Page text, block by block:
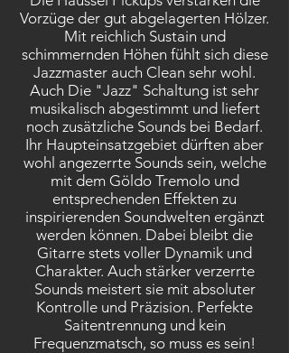
Vorzüge der gut abgelagerten Hölzer.
Mit reichlich Sustain und
schimmernden Höhen fühlt sich diese
Jazzmaster auch Clean sehr wohl.
Auch Die "Jazz" Schaltung ist sehr
musikalisch abgestimmt und liefert
noch zusätzliche Sounds bei Bedarf.
Ihr Haupteinsatzgebiet dürften aber
wohl angezerrte Sounds sein, welche
mit dem Göldo Tremolo und
entsprechenden Effekten zu
inspirierenden Soundwelten ergänzt
werden können. Dabei bleibt die
Gitarre stets voller Dynamik und
Charakter. Auch stärker verzerrte
Sounds meistert sie mit absoluter
Kontrolle und Präzision. Perfekte
Saitentrennung und kein
Frequenzmatsch, so muss es sein!